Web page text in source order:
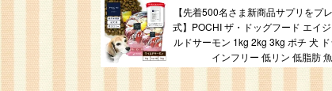
【先着500名さま新商品サプリをプ
式】POCHI ザ・ドッグフード エイ
ルドサーモン 1kg 2kg 3kg ポチ 犬
インフリー 低リン 低脂肪